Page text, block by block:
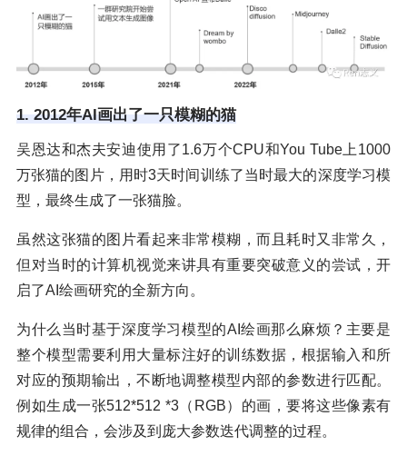
1. 2012年AI画出了一只模糊的猫
吴恩达和杰夫安迪使用了1.6万个CPU和You Tube上1000
万张猫的图片，用时3天时间训练了当时最大的深度学习模
型，最终生成了一张猫脸。
虽然这张猫的图片看起来非常模糊，而且耗时又非常久，
但对当时的计算机视觉来讲具有重要突破意义的尝试，开
启了AI绘画研究的全新方向。
为什么当时基于深度学习模型的AI绘画那么麻烦？主要是
整个模型需要利用大量标注好的训练数据，根据输入和所
对应的预期输出，不断地调整模型内部的参数进行匹配。
例如生成一张512*512 *3（RGB）的画，要将这些像素有
规律的组合，会涉及到庞大参数迭代调整的过程。